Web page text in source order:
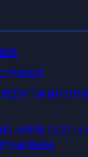
點
作流位移
工作？從資料分析
」重塑嗎？GPT-4
新產能邏輯